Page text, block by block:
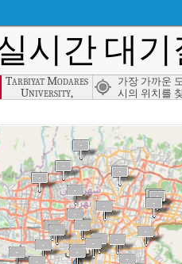
시간 대기
Tarbiyat Modares
University,
Tehran, Iran
가장 가까운
시의 위치를